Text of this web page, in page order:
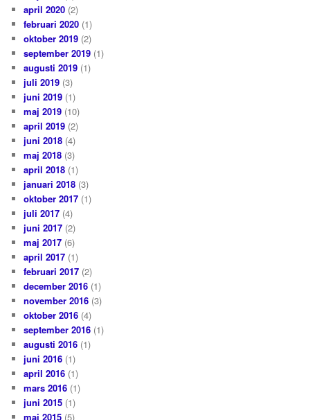
april 2020 (2)
februari 2020 (1)
oktober 2019 (2)
september 2019 (1)
augusti 2019 (1)
juli 2019 (3)
juni 2019 (1)
maj 2019 (10)
april 2019 (2)
juni 2018 (4)
maj 2018 (3)
april 2018 (1)
januari 2018 (3)
oktober 2017 (1)
juli 2017 (4)
juni 2017 (2)
maj 2017 (6)
april 2017 (1)
februari 2017 (2)
december 2016 (1)
november 2016 (3)
oktober 2016 (4)
september 2016 (1)
augusti 2016 (1)
juni 2016 (1)
april 2016 (1)
mars 2016 (1)
juni 2015 (1)
maj 2015 (5)